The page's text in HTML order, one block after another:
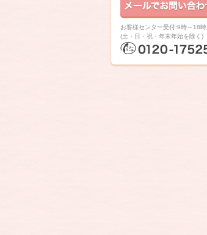
お客様センター受付:9時～18時
(土・日・祝・年末年始を除く)